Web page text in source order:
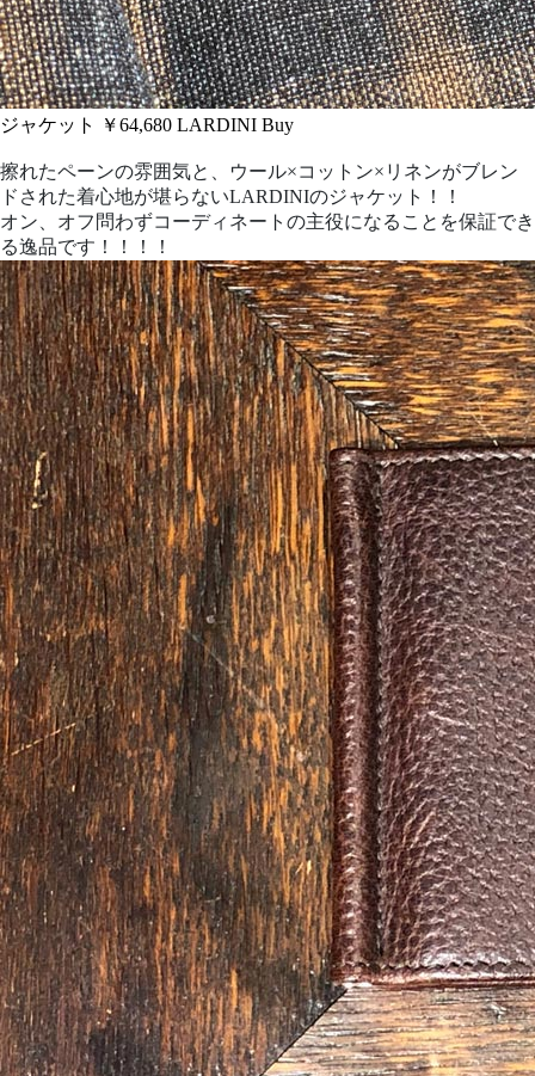
ジャケット ￥64,680 LARDINI Buy
擦れたペーンの雰囲気と、ウール×コットン×リネンがブレン
ドされた着心地が堪らないLARDINIのジャケット！！
オン、オフ問わずコーディネートの主役になることを保証でき
る逸品です！！！！